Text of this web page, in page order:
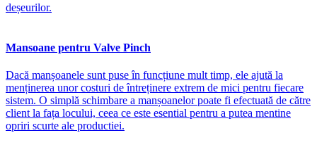
deșeurilor.
Mansoane pentru Valve Pinch
Dacă manșoanele sunt puse în funcțiune mult timp, ele ajută la
menținerea unor costuri de întreținere extrem de mici pentru fiecare
sistem. O simplă schimbare a manșoanelor poate fi efectuată de către
client la fața locului, ceea ce este esential pentru a putea mentine
opriri scurte ale productiei.